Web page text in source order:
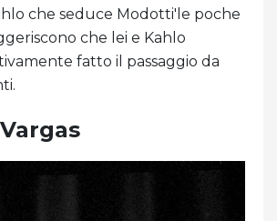
che seduce Modotti'le poche
che lei e Kahlo
fatto il passaggio da